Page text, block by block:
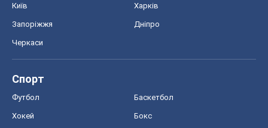
Київ Харків
Запоріжжя Дніпро
Черкаси
Спорт
Футбол Баскетбол
Хокей Бокс